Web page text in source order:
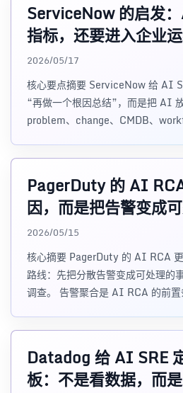
ServiceNow 的启发
指标，还要进入企业
2026/05/17
核心要点摘要 ServiceNow 给 AI
“再做一个根因总结”，而是把 AI
problem、change、CMDB、
PagerDuty 的 AI
因，而是把告警变成
2026/05/15
核心摘要 PagerDuty 的 AI RCA
路线：先把分散告警变成可处理的
调查。 告警聚合是 AI RCA 的前
Datadog 给 AI SRE
板：不是看数据，而